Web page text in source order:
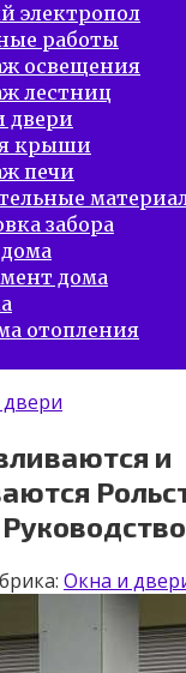
электропол
работы
освещения
лестниц
двери
крыши
печи
забора
дома
отопления
и
Окна и